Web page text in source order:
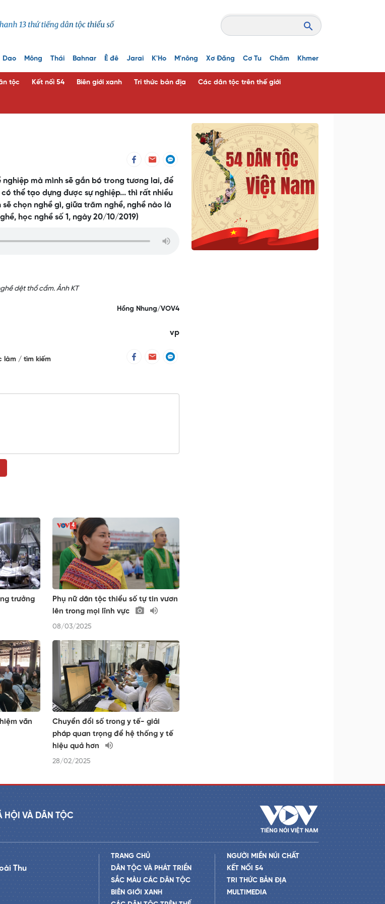
Dao Mông Thái Bahnar Ê đê Jarai K'Ho M'nông Xơ Đăng Cơ Tu Chăm Khmer
tộc Kết nối 54 Biên giới xanh Tri thức bản địa Các dân tộc trên thế giới
mà mình sẽ gắn bó trong tương lai, để
thể tạo dựng được sự nghiệp... thì rất nhiều
chọn nghề gì, giữa trăm nghề, nghề nào là
học nghề số 1, ngày 20/10/2019)
dệt thổ cẩm. Ảnh KT
Hồng Nhung/VOV4
vp
làm tìm kiếm
trưởng
Phụ nữ dân tộc thiểu số tự tin vươn
lên trong mọi lĩnh vực
08/03/2025
văn
Chuyển đổi số trong y tế- giải
pháp quan trọng để hệ thống y tế
hiệu quả hơn
28/02/2025
VÀ DÂN TỘC
Thu
TRANG CHỦ
DÂN TỘC VÀ PHÁT TRIỂN
SẮC MÀU CÁC DÂN TỘC
BIÊN GIỚI XANH
NGƯỜI MIỀN NÚI CHẤT
KẾT NỐI 54
TRI THỨC BẢN ĐỊA
MULTIMEDIA